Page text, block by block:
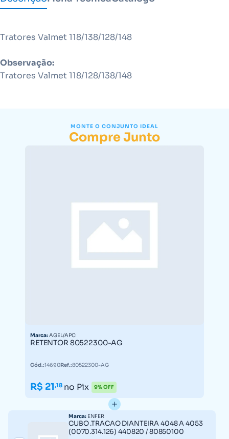
Tratores Valmet 118/138/128/148
Observação:
Tratores Valmet 118/128/138/148
MONTE O CONJUNTO IDEAL
Compre Junto
Marca:AGEL/APC
RETENTOR 80522300-AG
Cód.:14690Ref.:80522300-AG
R$ 21 ,18 no Pix 9% OFF
Marca: ENFER
CUBO .TRACAO DIANTEIRA 4048 A 4053
(0070.314.126) 440820 / 80850100